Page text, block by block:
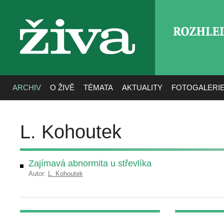
živa
ARCHIV O ŽIVĚ TÉMATA AKTUALITY
L. Kohoutek
Zajímavá abnormita u střevlíka
Autor: L. Kohoutek